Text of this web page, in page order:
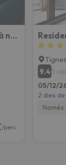
Studio 1 cabine chalet club III refait à neuf
/pers.
9.45
05/12/
2 dies